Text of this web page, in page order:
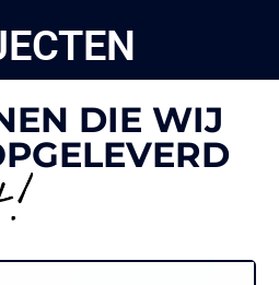
DIE WIJ